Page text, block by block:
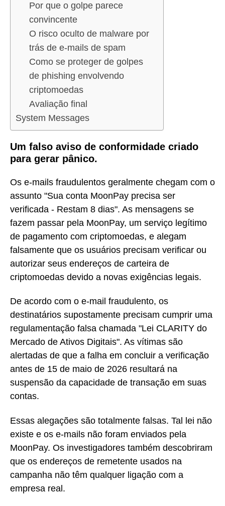
Por que o golpe parece
convincente
O risco oculto de malware por
trás de e-mails de spam
Como se proteger de golpes
de phishing envolvendo
criptomoedas
Avaliação final
System Messages
Um falso aviso de conformidade criado
para gerar pânico.
Os e-mails fraudulentos geralmente chegam com o
assunto "Sua conta MoonPay precisa ser
verificada - Restam 8 dias". As mensagens se
fazem passar pela MoonPay, um serviço legítimo
de pagamento com criptomoedas, e alegam
falsamente que os usuários precisam verificar ou
autorizar seus endereços de carteira de
criptomoedas devido a novas exigências legais.
De acordo com o e-mail fraudulento, os
destinatários supostamente precisam cumprir uma
regulamentação falsa chamada "Lei CLARITY do
Mercado de Ativos Digitais". As vítimas são
alertadas de que a falha em concluir a verificação
antes de 15 de maio de 2026 resultará na
suspensão da capacidade de transação em suas
contas.
Essas alegações são totalmente falsas. Tal lei não
existe e os e-mails não foram enviados pela
MoonPay. Os investigadores também descobriram
que os endereços de remetente usados na
campanha não têm qualquer ligação com a
empresa real.